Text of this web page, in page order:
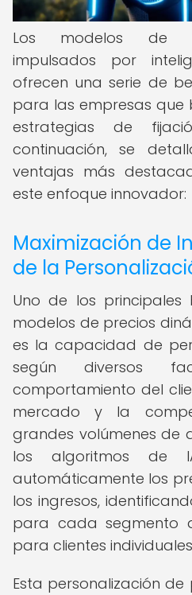
Los modelos de
impulsados por
ofrecen una serie de
para las empresas que
estrategias de
continuación, se
ventajas más
este enfoque innovador:
Maximización de
de la
Uno de los principales
modelos de precios
es la capacidad de
según diversos
comportamiento del
mercado y la
grandes volúmenes de
los algoritmos de
automáticamente los
los ingresos,
para cada segmento
para clientes
Esta personalización